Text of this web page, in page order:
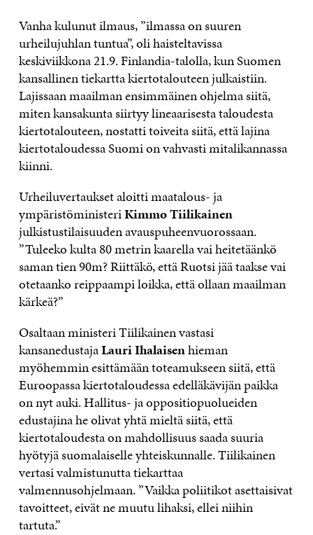
Vanha kulunut ilmaus, ”ilmassa on suuren
urheilujuhlan tuntua”, oli haisteltavissa
keskiviikkona 21.9. Finlandia-talolla, kun Suomen
kansallinen tiekartta kiertotalouteen julkaistiin.
Lajissaan maailman ensimmäinen ohjelma siitä,
miten kansakunta siirtyy lineaarisesta taloudesta
kiertotalouteen, nostatti toiveita siitä, että lajina
kiertotaloudessa Suomi on vahvasti mitalikannassa
kiinni.
Urheiluvertaukset aloitti maatalous- ja
ympäristöministeriKimmo Tiilikainen
julkistustilaisuuden avauspuheenvuorossaan.
”Tuleeko kulta 80 metrin kaarella vai heitetäänkö
saman tien 90m? Riittäkö, että Ruotsi jää taakse vai
otetaanko reippaampi loikka, että ollaan maailman
kärkeä?”
Osaltaan ministeri Tiilikainen vastasi
kansanedustajaLauri Ihalaisenhieman
myöhemmin esittämään toteamukseen siitä, että
Euroopassa kiertotaloudessa edelläkävijän paikka
on nyt auki. Hallitus- ja oppositiopuolueiden
edustajina he olivat yhtä mieltä siitä, että
kiertotaloudesta on mahdollisuus saada suuria
hyötyjä suomalaiselle yhteiskunnalle. Tiilikainen
vertasi valmistunutta tiekarttaa
valmennusohjelmaan. ”Vaikka poliitikot asettaisivat
tavoitteet, eivät ne muutu lihaksi, ellei niihin
tartuta.”